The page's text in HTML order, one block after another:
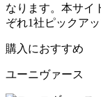
なります。本サイ
ぞれ1社ピックア
購入 におすすめ
ユーニヴァース